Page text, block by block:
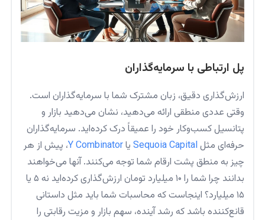
پل ارتباطی با سرمایه‌گذاران
ارزش‌گذاری دقیق، زبان مشترک شما با سرمایه‌گذاران است.
وقتی عددی منطقی ارائه می‌دهید، نشان می‌دهید بازار و
پتانسیل کسب‌وکار خود را عمیقاً درک کرده‌اید. سرمایه‌گذاران
حرفه‌ای مثلSequoia Capital یاY Combinator، پیش از هر
چیز به منطق پشت ارقام شما توجه می‌کنند. آنها می‌خواهند
بدانند چرا شما را ۱۰ میلیارد تومان ارزش‌گذاری کرده‌اید نه ۵ یا
۱۵ میلیارد؟ اینجاست که محاسبات شما باید مثل داستانی
قانع‌کننده باشد که رشد آینده، سهم بازار و مزیت رقابتی را